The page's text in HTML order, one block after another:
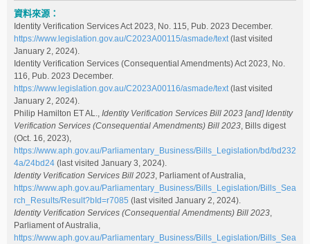
資料來源：
Identity Verification Services Act 2023, No. 115, Pub. 2023 December.
https://www.legislation.gov.au/C2023A00115/asmade/text (last visited
January 2, 2024).
Identity Verification Services (Consequential Amendments) Act 2023, No.
116, Pub. 2023 December.
https://www.legislation.gov.au/C2023A00116/asmade/text (last visited
January 2, 2024).
Philip Hamilton ET AL., Identity Verification Services Bill 2023 [and] Identity
Verification Services (Consequential Amendments) Bill 2023 , Bills digest
(Oct. 16, 2023),
https://www.aph.gov.au/Parliamentary_Business/Bills_Legislation/bd/bd232
4a/24bd24 (last visited January 3, 2024).
Identity Verification Services Bill 2023 , Parliament of Australia,
https://www.aph.gov.au/Parliamentary_Business/Bills_Legislation/Bills_Sea
rch_Results/Result?bId=r7085 (last visited January 2, 2024).
Identity Verification Services (Consequential Amendments) Bill 2023
Parliament of Australia,
https://www.aph.gov.au/Parliamentary_Business/Bills_Legislation/Bills_Sea